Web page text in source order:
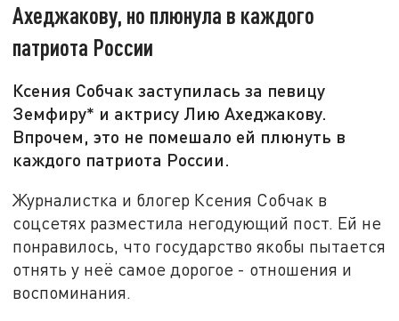
Ахеджакову, но плюнула в каждого
патриота России
Ксения Собчак заступилась за певицу
Земфиру* и актрису Лию Ахеджакову.
Впрочем, это не помешало ей плюнуть в
каждого патриота России.
Журналистка и блогер Ксения Собчак в
соцсетях разместила негодующий пост. Ей не
понравилось, что государство якобы пытается
отнять у неё самое дорогое - отношения и
воспоминания.